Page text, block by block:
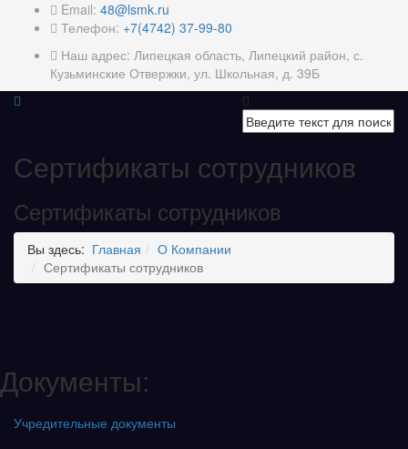
Email: 48@lsmk.ru
Телефон: +7(4742) 37-99-80
Наш адрес: Липецкая область, Липецкий район, с.
Кузьминские Отвержки, ул. Школьная, д. 39Б
Сертификаты сотрудников
Сертификаты сотрудников
Вы здесь: Главная
О Компании
Сертификаты сотрудников
Документы:
Учредительные документы